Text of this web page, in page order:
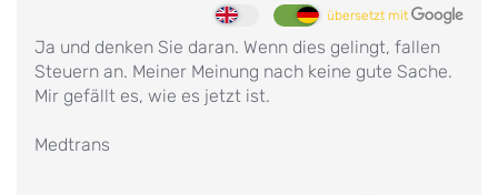
übersetzt mit
Ja und denken Sie daran. Wenn dies gelingt, fallen
Steuern an. Meiner Meinung nach keine gute Sache.
Mir gefällt es, wie es jetzt ist.
Medtrans